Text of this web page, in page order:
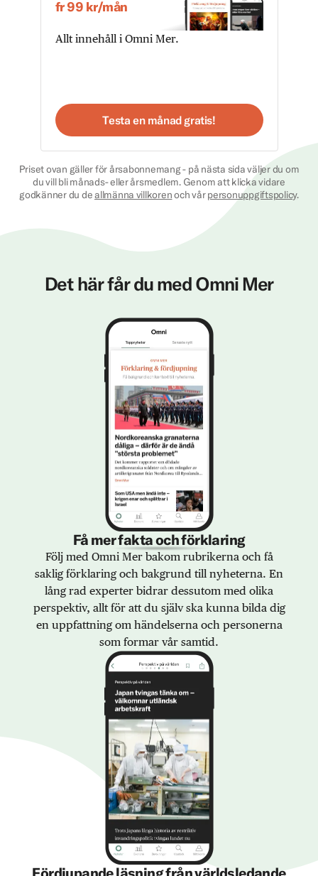
fr 99 kr/mån
Allt innehåll i Omni Mer.
Testa en månad gratis!
Priset ovan gäller för årsabonnemang - på nästa sida väljer du om
du vill bli månads- eller årsmedlem. Genom att klicka vidare
godkänner du deallmänna villkorenoch vårpersonuppgiftspolicy.
Det här får du med Omni Mer
Få mer fakta och förklaring
Följ med Omni Mer bakom rubrikerna och få
saklig förklaring och bakgrund till nyheterna. En
lång rad experter bidrar dessutom med olika
perspektiv, allt för att du själv ska kunna bilda dig
en uppfattning om händelserna och personerna
som formar vår samtid.